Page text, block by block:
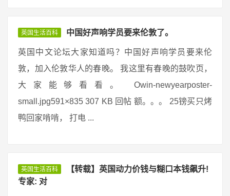
英国生活百科 中国好声响学员要来伦敦了。
英国中文论坛大家知道吗？中国好声响学员要来伦
敦，加入伦敦华人的春晚。 我这里有春晚的鼓吹页，
大家能够看看。 Owin-newyearposter-
small.jpg591×835 307 KB 回帖 额。。。 25镑买只烤
鸭回家啃啃， 打电 ...
英国生活百科
【转载】英国动力价钱与糊口本钱飙升!
专家: 对